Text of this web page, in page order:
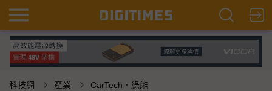
科技網 產業 CarTech．綠能